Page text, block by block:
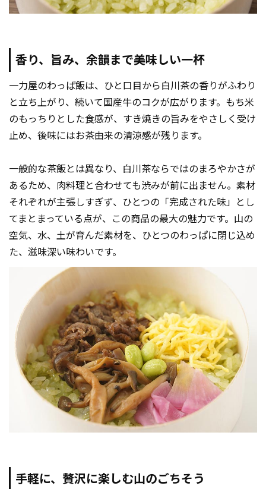
香り、旨み、余韻まで美味しい一杯
一力屋のわっぱ飯は、ひと口目から白川茶の香りがふわり
と立ち上がり、続いて国産牛のコクが広がります。もち米
のもっちりとした食感が、すき焼きの旨みをやさしく受け
止め、後味にはお茶由来の清涼感が残ります。
一般的な茶飯とは異なり、白川茶ならではのまろやかさが
あるため、肉料理と合わせても渋みが前に出ません。素材
それぞれが主張しすぎず、ひとつの「完成された味」とし
てまとまっている点が、この商品の最大の魅力です。山の
空気、水、土が育んだ素材を、ひとつのわっぱに閉じ込め
た、滋味深い味わいです。
手軽に、贅沢に楽しむ山のごちそう